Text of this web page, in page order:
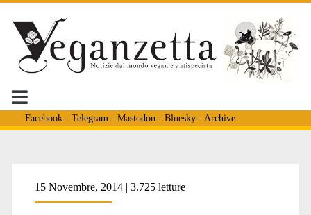
Facebook- Telegram - Mastodon - Bluesky- Archive
Tag:
15 Novembre, 2014 | 3.725 letture